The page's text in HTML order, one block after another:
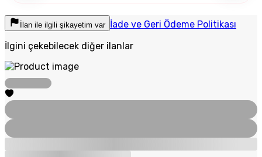
İlan ile ilgili şikayetim var İade ve Geri Ödeme Politikası
İlgini çekebilecek diğer ilanlar